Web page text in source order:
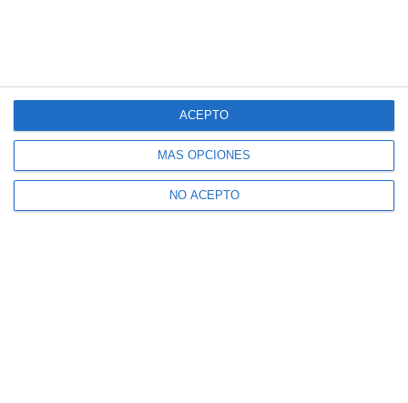
MÁS OPCIONES
NO ACEPTO
ACEPTO